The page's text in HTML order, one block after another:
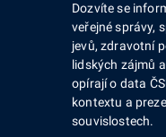
Dozvíte se
veřejné správy,
jevů, zdravotní
lidských zájmů
opírají o data
kontextu a
souvislostech.